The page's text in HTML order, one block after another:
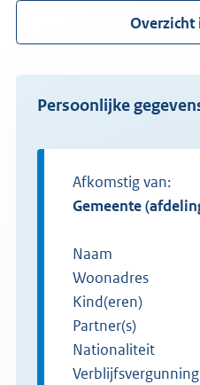
Overzicht
Persoonlijke
Afkomstig van:
gemeente
Naam
Woonadres
Kind(eren)
Partner(s)
Nationaliteit
Verblijfsvergunning